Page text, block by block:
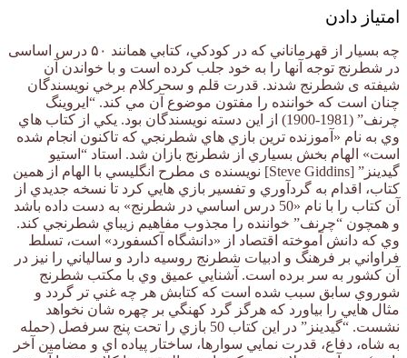
امتیاز دادن
چه بسيار از قهرماناني كه در كودكي، كتابي همانند ۵۰ درس اساسی
در شطرنج توجه آنها را به خود جلب كرده است و با خواندن آن
شيفته ی شطرنج شدند. قدرت قلم و سحركلام برخي نويسندگان
چنان است كه خواننده را مفتون موضوع آن مي‏ كند. “ايروينگ
چرنف” (1981-1900) از اين دسته نويسندگان بود. يكي از كتاب هاي
وي به نام «آموزنده ‏ترين بازي هاي شطرنجي كه تاكنون انجام شده
است» الهام ‏بخش بسياري از شطرنج بازان شد. استاد “استيو
گيدينز” [Steve Giddins] نويسنده ی مطرح انگليسي با الهام از همين
كتاب، اقدام به گردآوري و تفسير بازي هايي كرد تا نسخه جديدي از
آن كتاب را با نام «50 درس اساسي در شطرنج» به دست داده باشد
و همچون “چرنف” خواننده را مجذوب مفاهيم زيباي شطرنجي كند.
وي كه دانش آموخته اقتصاد از «دانشگاه آكسفورد» است، تسلط
فراواني بر فرهنگ و ادبيات شطرنج روسيه دارد و سالياني را نيز در
آن كشور به سر برده است. آشنايي عميق وي با مكتب شطرنج
شوروي سابق سبب شده است كه كتابش هر چه غني ‏تر گردد و
مثال ‏هايي را بياورد كه هرگز گرد كهنگي بر چهره‏ شان نخواهد
نشست. “گيدينز” در اين كتاب 50 بازي را تحت پنج سرفصل (حمله
به شاه، دفاع، قدرت‏ نمايي سوارها، ساختار پياده‏ اي و مضامين آخر